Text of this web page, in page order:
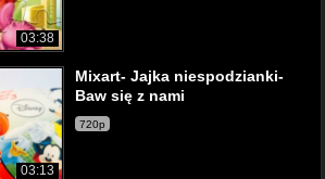
03:38
03:13
Mixart- Jajka niespodzianki-
Baw się z nami
720p